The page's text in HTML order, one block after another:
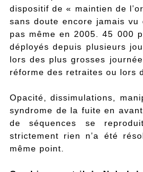
dispositif de « maintien de
sans doute encore jamais vu
pas même en 2005. 45 000
déployés depuis plusieurs
lors des plus grosses
réforme des retraites ou lors
Opacité, dissimulations,
syndrome de la fuite en
de séquences se
strictement rien n’a été
même point.